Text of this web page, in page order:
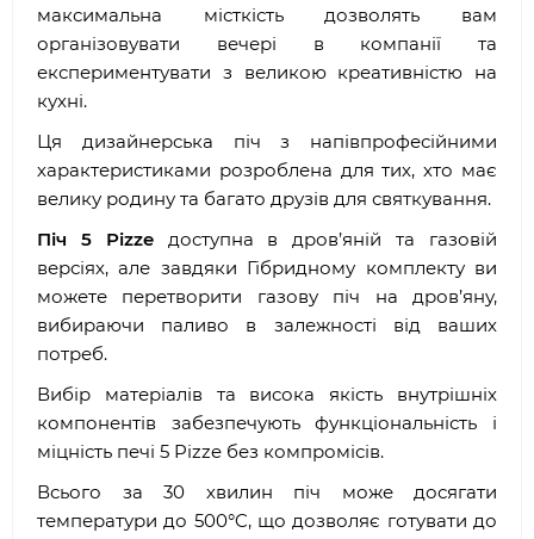
максимальна місткість дозволять вам
організовувати вечері в компанії та
експериментувати з великою креативністю на
кухні.
Ця дизайнерська піч з напівпрофесійними
характеристиками розроблена для тих, хто має
велику родину та багато друзів для святкування.
Піч 5 Pizzeдоступна в дров’яній та газовій
версіях, але завдяки Гібридному комплекту ви
можете перетворити газову піч на дров’яну,
вибираючи паливо в залежності від ваших
потреб.
Вибір матеріалів та висока якість внутрішніх
компонентів забезпечують функціональність і
міцність печі 5 Pizze без компромісів.
Всього за 30 хвилин піч може досягати
температури до 500°C, що дозволяє готувати до